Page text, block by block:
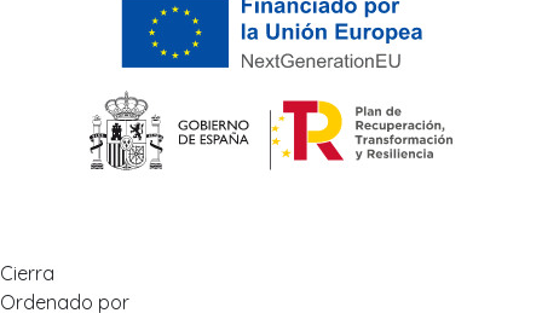
Cierra
Ordenado por